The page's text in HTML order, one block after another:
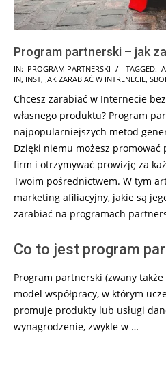
Program partnerski – jak
2025-
01-
30
IN: PROGRAM PARTNERSKI TAGGED:
IN, INST, JAK ZARABIAĆ W INTRENECIE,
Chcesz zarabiać w Internecie
własnego produktu? Program
najpopularniejszych metod
Dzięki niemu możesz
firm i otrzymywać prowizję za
Twoim pośrednictwem. W tym
marketing afiliacyjny, jakie są
zarabiać na programach
Co to jest program
Program partnerski (zwany
model współpracy, w którym
promuje produkty lub usługi
wynagrodzenie, zwykle w …